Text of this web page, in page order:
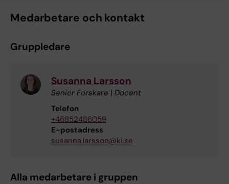
Medarbetare och kontakt
Gruppledare
Susanna Larsson
Senior Forskare | Docent
Telefon
+46852486059
E-postadress
susanna.larsson@ki.se
Alla medarbetare i gruppen